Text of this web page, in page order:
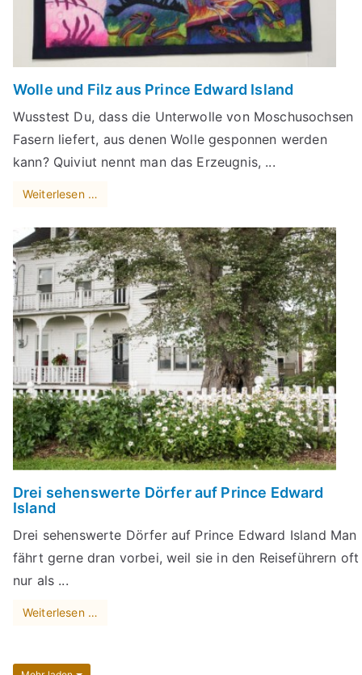
Wolle und Filz aus Prince Edward Island
Wusstest Du, dass die Unterwolle von Moschusochsen
Fasern liefert, aus denen Wolle gesponnen werden
kann? Quiviut nennt man das Erzeugnis, ...
Weiterlesen …
Drei sehenswerte Dörfer auf Prince Edward
Island
Drei sehenswerte Dörfer auf Prince Edward Island Man
fährt gerne dran vorbei, weil sie in den Reiseführern oft
nur als ...
Weiterlesen …